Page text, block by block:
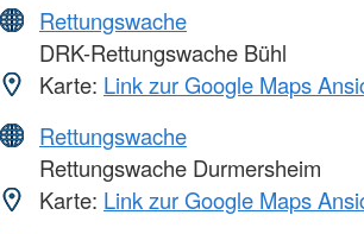
Rettungswache
DRK-Rettungswache Bühl
Karte: Link zur Google Maps
Rettungswache
Rettungswache Durmersheim
Karte: Link zur Google Maps